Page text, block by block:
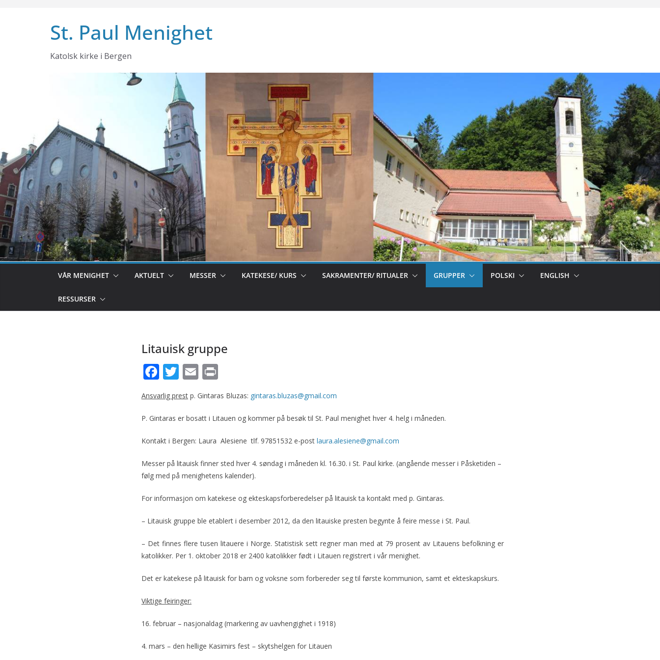
St. Paul Menighet
Katolsk kirke i Bergen
VÅR MENIGHET AKTUELT MESSER KATEKESE/ KURS SAKRAMENTER/ RITUALER GRUPPER POLSKI ENGLISH
RESSURSER
Litauisk gruppe
F
ac
e
b
o
o
k
T
itt
er
E
ai
l
in
t
Ansvarlig prest p. Gintaras Bluzas: gintaras.bluzas@gmail.com
P. Gintaras er bosatt i Litauen og kommer på besøk til St. Paul menighet hver 4. helg i måneden.
Kontakt i Bergen: Laura Alesiene tlf. 97851532 e-post laura.alesiene@gmail.com
Messer på litauisk finner sted hver 4. søndag i måneden kl. 16.30. i St. Paul kirke. (angående messer i Påsketiden –
følg med på menighetens kalender).
For informasjon om katekese og ekteskapsforberedelser på litauisk ta kontakt med p. Gintaras.
– Litauisk gruppe ble etablert i desember 2012, da den litauiske presten begynte å feire messe i St. Paul.
– Det finnes flere tusen litauere i Norge. Statistisk sett regner man med at 79 prosent av Litauens befolkning er
katolikker. Per 1. oktober 2018 er 2400 katolikker født i Litauen registrert i vår menighet.
Det er katekese på litauisk for barn og voksne som forbereder seg til første kommunion, samt et ekteskapskurs.
Viktige feiringer:
16. februar – nasjonaldag (markering av uavhengighet i 1918)
4. mars – den hellige Kasimirs fest – skytshelgen for Litauen